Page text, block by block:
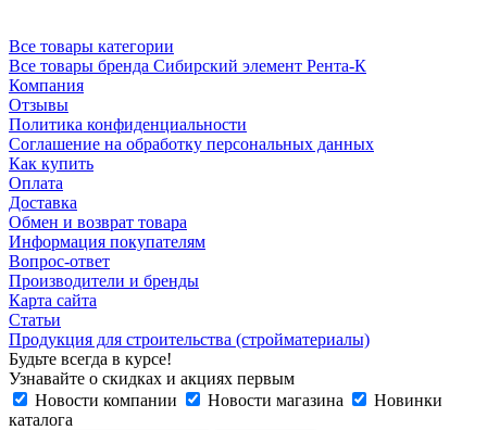
Все товары категории
Все товары бренда Сибирский элемент Рента-К
Компания
Отзывы
Политика конфиденциальности
Соглашение на обработку персональных данных
Как купить
Оплата
Доставка
Обмен и возврат товара
Информация покупателям
Вопрос-ответ
Производители и бренды
Карта сайта
Статьи
Продукция для строительства (стройматериалы)
Будьте всегда в курсе!
Узнавайте о скидках и акциях первым
Новости компании
Новости магазина
Новинки
каталога